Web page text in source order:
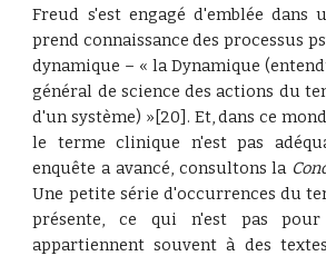
Freud s'est engagé d'emblée dans
prend connaissance des processus
dynamique – « la Dynamique
général de science des actions du
d'un système) »[20]. Et, dans ce
le terme clinique n'est pas
enquête a avancé, consultons la
Une petite série d'occurrences du
présente, ce qui n'est pas
appartiennent souvent à des